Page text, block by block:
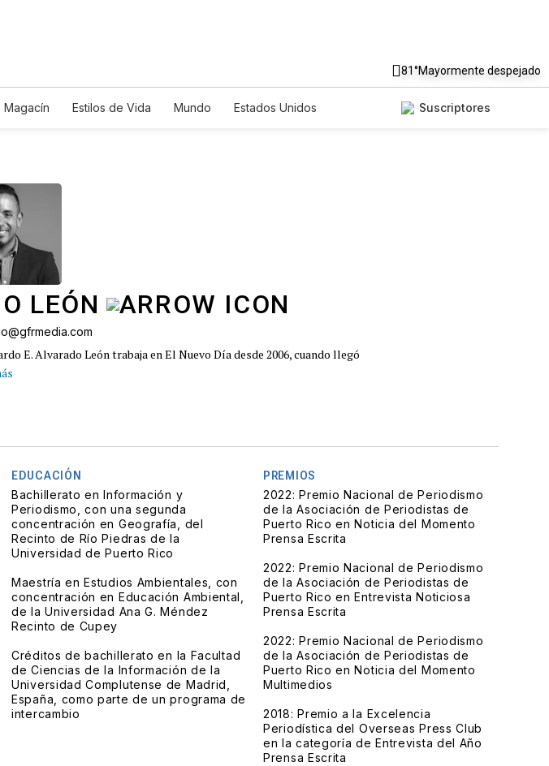
81°Mayormente despejado
Magacín Estilos de Vida Mundo
Estados Unidos
Suscriptores
LEÓN
E. Alvarado León trabaja en El Nuevo Día desde 2006, cuando llegó
EDUCACIÓN
Bachillerato en Información y
Periodismo, con una segunda
concentración en Geografía, del
Recinto de Río Piedras de la
Universidad de Puerto Rico
Maestría en Estudios Ambientales, con
concentración en Educación Ambiental,
de la Universidad Ana G. Méndez
Recinto de Cupey
Créditos de bachillerato en la Facultad
de Ciencias de la Información de la
Universidad Complutense de Madrid,
España, como parte de un programa de
intercambio
PREMIOS
2022: Premio Nacional de Periodismo
de la Asociación de Periodistas de
Puerto Rico en Noticia del Momento
Prensa Escrita
2022: Premio Nacional de Periodismo
de la Asociación de Periodistas de
Puerto Rico en Entrevista Noticiosa
Prensa Escrita
2022: Premio Nacional de Periodismo
de la Asociación de Periodistas de
Puerto Rico en Noticia del Momento
Multimedios
2018: Premio a la Excelencia
Periodística del Overseas Press Club
en la categoría de Entrevista del Año
Prensa Escrita